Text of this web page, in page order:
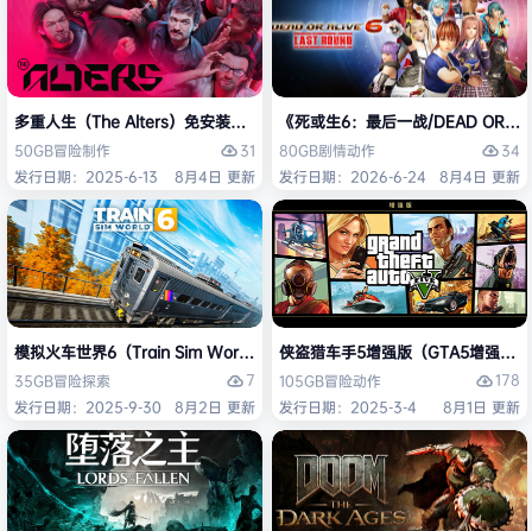
多重人生（The Alters）免安装中文版
50GB冒险制作
31
发行日期：2025-6-13
8月4日 更新
《死或生6：最后一战/DEAD OR
80GB剧情动作
34
发行日期：2026-6-24
8月4日 更新
模拟火车世界6（Train Sim World 6）免安装中文版
35GB冒险探索
7
发行日期：2025-9-30
8月2日 更新
侠盗猎车手5增强版（GTA5增强版
105GB冒险动作
178
发行日期：2025-3-4
8月1日 更新